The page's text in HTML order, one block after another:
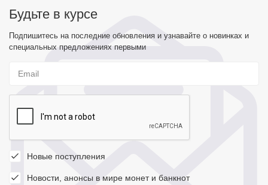
Будьте в курсе
Подпишитесь на последние обновления и узнавайте о новинках и
специальных предложениях первыми
Новые поступления
Новости, анонсы в мире монет и банкнот